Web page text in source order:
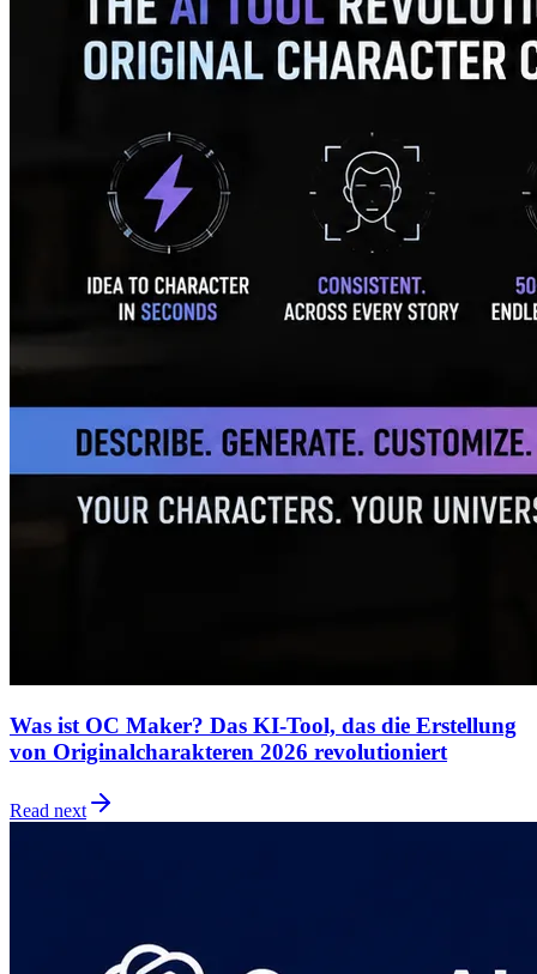
Was ist OC Maker? Das KI-Tool, das die Erstellung
von Originalcharakteren 2026 revolutioniert
Read next